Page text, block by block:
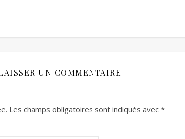
UN COMMENTAIRE
Les champs obligatoires sont indiqués avec *